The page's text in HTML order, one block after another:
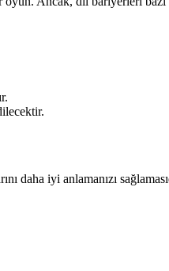
daha iyi anlamanızı